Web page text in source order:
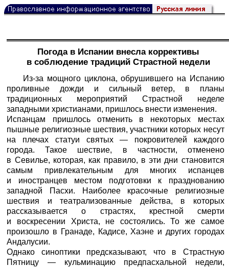
Погода в Испании внесла коррективы
в соблюдение традиций Страстной недели
Из-за мощного циклона, обрушившего на Испанию
проливные дожди и сильный ветер, в планы
традиционных мероприятий Страстной неделе
западными христианами, пришлось внести изменения.
Испанцам пришлось отменить в некоторых местах
пышные религиозные шествия, участники которых несут
на плечах статуи святых — покровителей каждого
города. Такое шествие, в частности, отменено
в Севилье, которая, как правило, в эти дни становится
самым привлекательным для многих испанцев
и иностранцев местом подготовки к празднованию
западной Пасхи. Наиболее красочные религиозные
шествия и театрализованные действа, в которых
рассказывается о страстях, крестной смерти
и воскресении Христа, не состоялись. То же самое
произошло в Гранаде, Кадисе, Хаэне и других городах
Андалусии.
Однако синоптики предсказывают, что в Страстную
Пятницу — кульминацию предпасхальной недели,